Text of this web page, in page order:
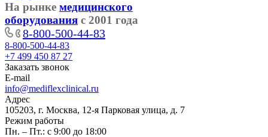
На рынке медицинского
оборудования с 2001 года
8-800-500-44-83
8-800-500-44-83
+7 499 450 87 27
Заказать звонок
E-mail
info@mediflexclinical.ru
Адрес
105203, г. Москва, 12-я Парковая улица, д. 7
Режим работы
Пн. – Пт.: с 9:00 до 18:00